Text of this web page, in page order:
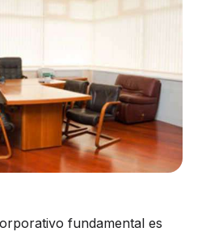
fundamental es